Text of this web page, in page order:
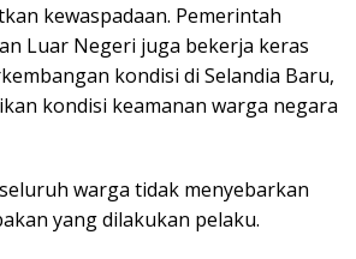
kewaspadaan. Pemerintah
Luar Negeri juga bekerja keras
kondisi di Selandia Baru,
kondisi keamanan warga negara
warga tidak menyebarkan
yang dilakukan pelaku.